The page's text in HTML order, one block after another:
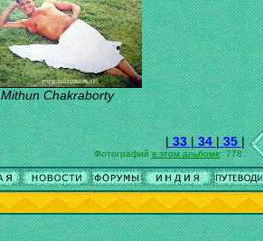
Mithun Chakraborty
|33|34|35|
Фотографийв этом альбоме: 778